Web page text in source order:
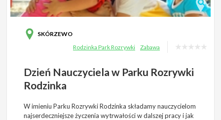
SKÓRZEWO
Rodzinka Park Rozrywki
Zabawa
Dzień Nauczyciela w Parku Rozrywki
Rodzinka
W imieniu Parku Rozrywki Rodzinka składamy nauczycielom
najserdeczniejsze życzenia wytrwałości w dalszej pracy i jak